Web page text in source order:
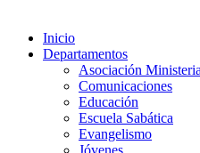
Inicio
Departamentos
Asociación
Comunicaciones
Educación
Escuela Sabática
Evangelismo
Jóvenes